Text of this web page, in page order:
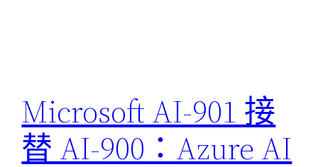
Microsoft AI-901 接
替 AI-900：Azure AI